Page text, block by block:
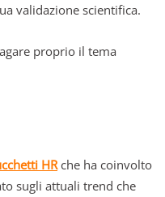
validazione scientifica.
proprio il tema
HR che ha coinvolto
sugli attuali trend che